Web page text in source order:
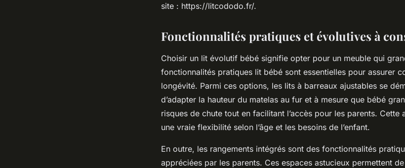
site : https://litcododo.fr/.
Fonctionnalités pratiques et évolutives à
Choisir un lit évolutif bébé signifie opter pour un meuble qui
fonctionnalités pratiques lit bébé sont essentielles pour assurer
longévité. Parmi ces options, les lits à barreaux ajustables se
d’adapter la hauteur du matelas au fur et à mesure que bébé
risques de chute tout en facilitant l’accès pour les parents.
une vraie flexibilité selon l’âge et les besoins de l’enfant.
En outre, les rangements intégrés sont des fonctionnalités
appréciées par les parents. Ces espaces astucieux permettent